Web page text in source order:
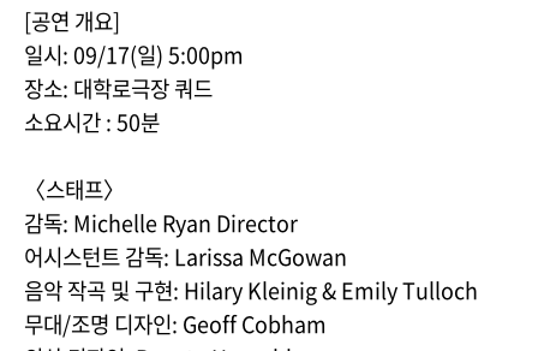
[공연 개요]
일시: 09/17(일) 5:00pm
장소: 대학로극장 쿼드
소요시간 : 50분
〈스태프〉
감독: Michelle Ryan Director
어시스턴트 감독: Larissa McGowan
음악 작곡 및 구현: Hilary Kleinig & Emily Tulloch
무대/조명 디자인: Geoff Cobham